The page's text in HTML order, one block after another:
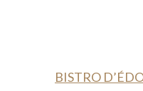
BISTRO